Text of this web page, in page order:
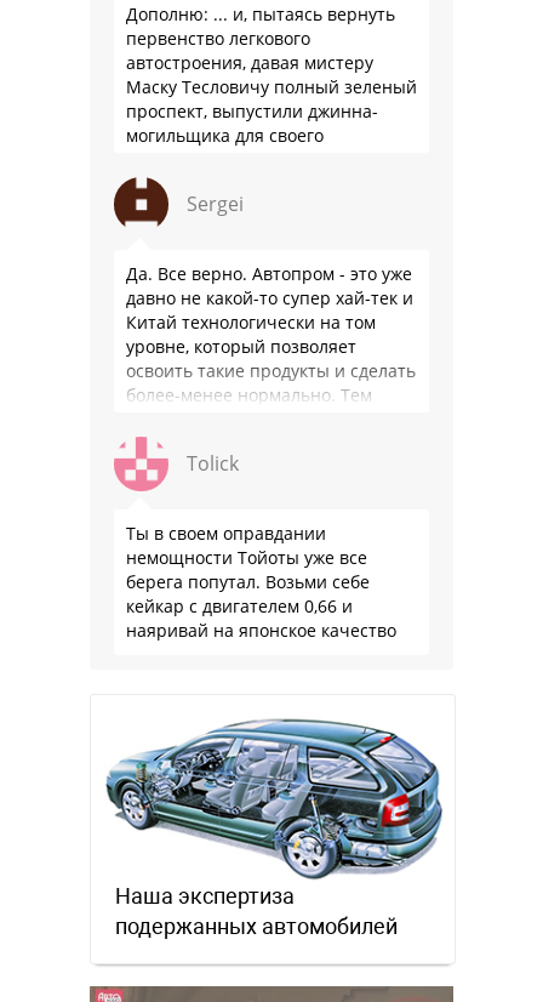
Дополню: ... и, пытаясь вернуть
первенство легкового
автостроения, давая мистеру
Маску Тесловичу полный зеленый
проспект, выпустили джинна-
могильщика для своего
Sergei
Да. Все верно. Автопром - это уже
давно не какой-то супер хай-тек и
Китай технологически на том
уровне, который позволяет
освоить такие продукты и сделать
более-менее нормально. Тем
Tolick
Ты в своем оправдании
немощности Тойоты уже все
берега попутал. Возьми себе
кейкар с двигателем 0,66 и
наяривай на японское качество
Наша экспертиза
подержанных автомобилей